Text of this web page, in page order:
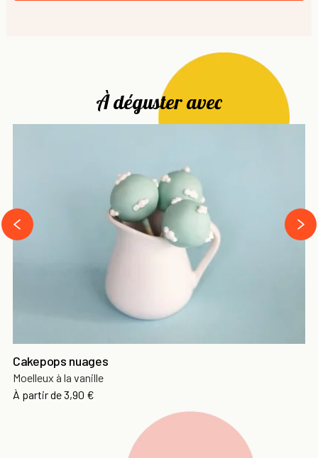
À déguster avec
Cakepops nuages
Moelleux à la vanille
À partir dePrix
3,90 €
prev
next